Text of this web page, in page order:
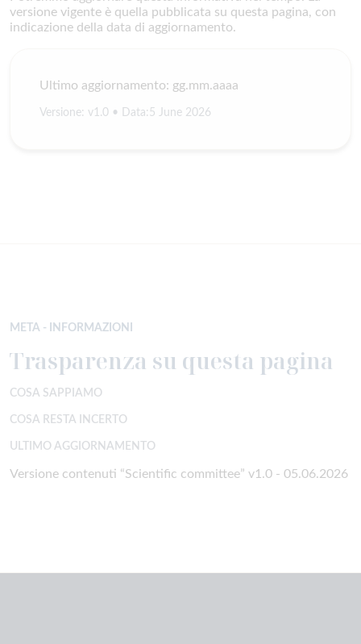
versione vigente è quella pubblicata su questa pagina, con
indicazione della data di aggiornamento.
Ultimo aggiornamento: gg.mm.aaaa
Versione: v1.0 • Data: 5 June 2026
META - INFORMAZIONI
Trasparenza su questa pagina
COSA SAPPIAMO
COSA RESTA INCERTO
ULTIMO AGGIORNAMENTO
Versione contenuti “Scientific committee” v1.0 - 05.06.2026